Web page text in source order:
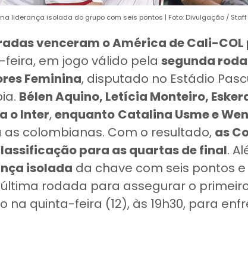
liderança isolada do grupo com seis pontos | Foto: Divulgação /
venceram o América de Cali-COL
em jogo válido pela segunda
Feminina, disputado no Estádio
Bélen Aquino, Letícia Monteiro,
o Inter,enquanto Catalina Usme e
colombianas. Com o resultado, as
para as quartas de final.
isolada da chave com seis pontos
rodada para assegurar o
na quinta-feira (12), às 19h30, para